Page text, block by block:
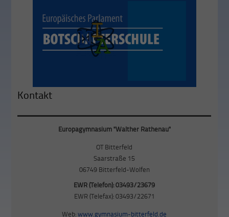
Kontakt
Europagymnasium "Walther Rathenau"
OT Bitterfeld
Saarstraße 15
06749 Bitterfeld-Wolfen
EWR (Telefon): 03493/23679
EWR (Telefax): 03493/22671
Web:www.gymnasium-bitterfeld.de